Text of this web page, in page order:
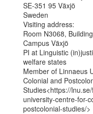
SE-351 95 Växjö
Sweden
Visiting address:
Room N3068,
Campus Växjö
PI at Linguistic
welfare states
Member of Linnaeus
Colonial and
Studies<https://
university-centre-for-
postcolonial-studies/>